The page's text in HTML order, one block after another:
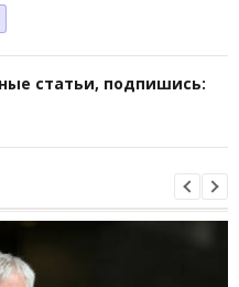
статьи, подпишись: